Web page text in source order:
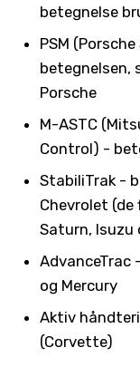
betegnelse
PSM
betegnelsen,
Porsche
M-ASTC
Control) -
StabiliTrak -
Chevrolet (de
Saturn, Isuzu
AdvanceTrac
og Mercury
Aktiv
(Corvette)